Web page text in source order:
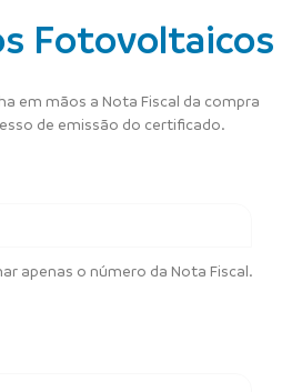
Fotovoltaicos
em mãos a Nota Fiscal da compra
de emissão do certificado.
apenas o número da Nota Fiscal.